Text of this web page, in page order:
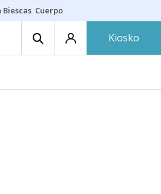
Cuerpo ría
Kiosko